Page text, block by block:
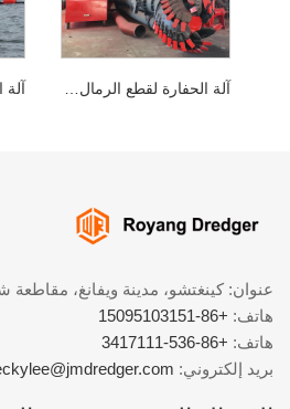
عنوان: كينغتشو، مدينة ويفانغ، مقاطعة
هاتف: +86-15095103151
هاتف: +86-536-3417111
بريد إلكتروني: